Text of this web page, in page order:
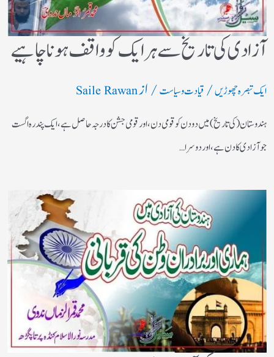
آزادی کی تاریخ سے ہر ایک کو واقف ہونا چاہیے
ایک تبصرہ چھوڑیں/قیادت وسیاست/ ازSaile Rawan
ہندوستان (کی تاریخ) میں دو دن کو قومی دن، اور قومی جشن کا درجہ حاصل ہے،ایک پندرہ اگست
جو آزادی کا دن ہے، اور دوسرا…